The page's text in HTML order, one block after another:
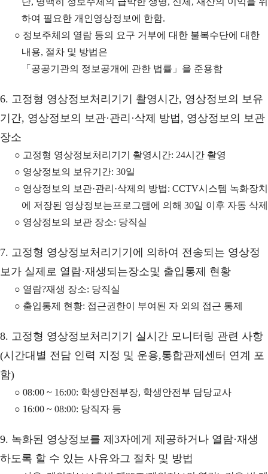
하여 필요한 개인영상정보에 한함.
○ 정보주체의 열람 등의 요구 거부에 대한 불복수단에 대한
내용, 절차 및 방법은
「공공기관의 정보공개에 관한 법률」을 준용함
6. 고정형 영상정보처리기기 촬영시간, 영상정보의 보유
기간, 영상정보의 보관·관리·삭제 방법, 영상정보의 보관
장소
○ 고정형 영상정보처리기기 촬영시간: 24시간 촬영
○ 영상정보의 보유기간: 30일
○ 영상정보의 보관·관리·삭제의 방법: CCTV시스템 녹화장치
에 저장된 영상정보는프로그램에 의해 30일 이후 자동 삭제
○ 영상정보의 보관 장소: 당직실
7. 고정형 영상정보처리기기에 의하여 전송되는 영상정
보가 실제로 열람·재생되는장소및 출입통제 현황
○ 열람?재생 장소: 당직실
○ 출입통제 현황: 접근권한이 부여된 자 외의 접근 통제
8. 고정형 영상정보처리기기 실시간 모니터링 관련 사항
(시간대별 전담 인력 지정 및 운용,통합관제센터 연계 포
함)
○ 08:00 ~ 16:00: 학생안전부장, 학생안전부 담당교사
○ 16:00 ~ 08:00: 당직자 등
9. 녹화된 영상정보를 제3자에게 제공하거나 열람·재생
하도록 할 수 있는 사유와그 절차 및 방법